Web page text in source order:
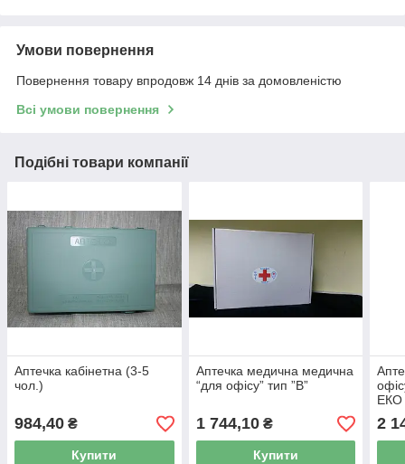
Умови повернення
Повернення товару впродовж 14 днів за домовленістю
Всі умови повернення
Подібні товари компанії
Аптечка кабінетна (3-5
чол.)
984,40 ₴
Купити
Аптечка медична медична
“для офісу” тип ”В”
1 744,10₴
Купити
ЕКО
2